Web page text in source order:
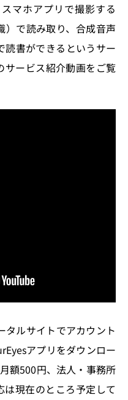
マホアプリで撮影する
）で読み取り、合成音声
読書ができるというサー
サービス紹介動画をご覧
タルサイトでアカウント
アプリをダウンロー
額500円、法人・事務所
現在のところ予定して